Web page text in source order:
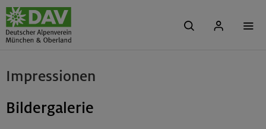
Impressionen
Bildergalerie